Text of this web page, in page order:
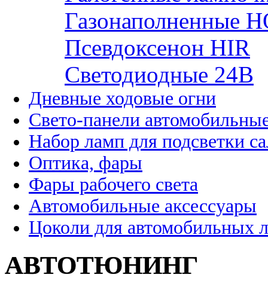
Газонаполненные
Псевдоксенон HIR
Cветодиодные 24B
Дневные ходовые огни
Свето-панели
Набор ламп для подсветки
Оптика, фары
Фары рабочего света
Автомобильные аксессуары
Цоколи для автомобильных
АВТОТЮНИНГ